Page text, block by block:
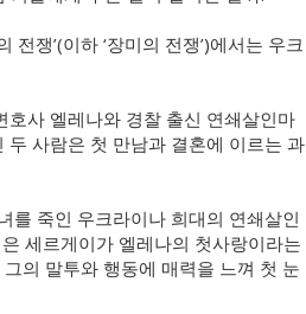
쟁’(이하 ‘장미의 전쟁’)에서는 우크
사 엘레나와 경찰 출신 연쇄살인마
사람은 첫 만남과 결혼에 이르는 과
를 죽인 우크라이나 희대의 연쇄살인
세르게이가 엘레나의 첫사랑이라는
의 말투와 행동에 매력을 느껴 첫 눈